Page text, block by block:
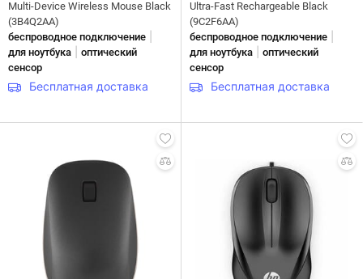
Multi-Device Wireless Mouse Black
(3B4Q2AA)
беспроводное подключение
для ноутбука
оптический
сенсор
Бесплатная доставка
Ultra-Fast Rechargeable Black
(9C2F6AA)
беспроводное подключение
для ноутбука
оптический
сенсор
Бесплатная доставка